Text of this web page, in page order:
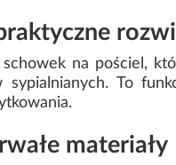
na pościel,
To
materiały